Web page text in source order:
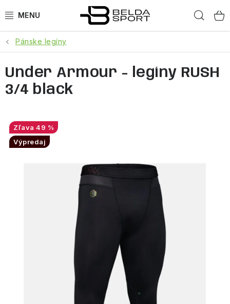
na
ŠPORTY
BEH
GOLDBERGH
OBLEČENIE
Pánske legíny
Under Armour - legíny RUSH
3/4 black
49 %
Výpredaj